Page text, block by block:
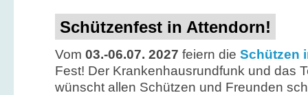
Schützenfest in Attendorn!
Vom 03.-06.07. 2027 feiern die Schützen
Fest! Der Krankenhausrundfunk und das
wünscht allen Schützen und Freunden